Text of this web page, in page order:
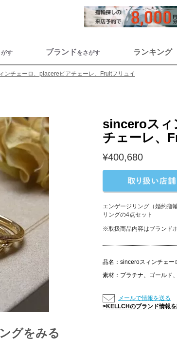
がす ブランドをさがす ランキング
ンチェーロ、piacereピアチェーレ、Fruitフリュイ
sinceroスィ
チェーレ、
¥400,680
エンゲージリング（婚約指
リングの4点セット
※取扱商品内容はブランド
品名： sinceroスィンチェー
素材： プラチナ、ゴールド
メールで情報を送る
>KELLCHのブランド情報
グをみる